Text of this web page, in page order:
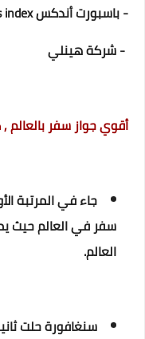
- باسبورت أندكس pass index
- شركة هينلي
أقوي جواز سفر بالعالم
جاء في المرتبة
العالم.
سنغافورة حلت